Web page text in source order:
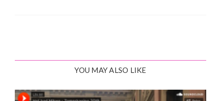
YOU MAY ALSO LIKE